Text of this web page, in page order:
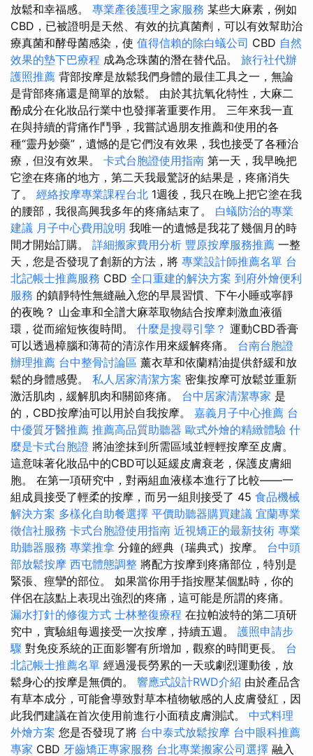
放鬆和幸福感。 專業產後護理之家服務 某些大麻素，例如
CBD，已被證明是天然、有效的抗真菌劑，可以有效幫助治
療真菌和酵母菌感染，使 值得信賴的除白蟻公司 CBD 自然
效果的墊下巴療程 成為念珠菌的潛在替代品。 旅行社代辦
護照推薦 背部按摩是放鬆我們身體的最佳工具之一，無論
是背部疼痛還是簡單的放鬆。 由於其抗氧化特性，大麻二
酚成分在化妝品行業中也發揮著重要作用。 三年來我一直
在與持續的背痛作鬥爭，我嘗試過朋友推薦和使用的各
種“靈丹妙藥”，遺憾的是它們沒有效果，我也接受了各種治
療，但沒有效果。 卡式台胞證使用指南 第一天，我早晚把
它塗在疼痛的地方，第二天我最驚訝的結果是，疼痛消失
了。 經絡按摩專業課程台北 1週後，我只在晚上把它塗在我
的腰部，我很高興我多年的疼痛結束了。 白蟻防治的專業
建議 月子中心費用說明 我唯一的遺憾是我花了幾個月的時
間才開始訂購。 詳細搬家費用分析 豐原按摩服務推薦 一整
天，您是否發現了創新的方法，將 專業設計師推薦名單 台
北記帳士推薦服務 CBD 全口重建的解決方案 到府外燴便利
服務 的鎮靜特性無縫融入您的早晨習慣、下午小睡或寧靜
的夜晚？ 山金車和全譜大麻萃取物結合按摩刺激血液循
環，從而縮短恢復時間。 什麼是搜尋引擎？ 運動CBD香膏
可以透過樟腦和薄荷的清涼作用來緩解疼痛。 台南台胞證
辦理推薦 台中整骨討論區 薰衣草和依蘭精油提供舒緩和放
鬆的身體感覺。 私人居家清潔方案 密集按摩可放鬆並重新
激活肌肉，緩解肌肉和關節疼痛。 台中居家清潔專家 是
的，CBD按摩油可以用於自我按摩。 嘉義月子中心推薦 台
中優質牙醫推薦 推薦高品質助聽器 歐式外燴的精緻體驗 什
麼是卡式台胞證 將油塗抹到所需區域並輕輕按摩至皮膚。
這意味著化妝品中的CBD可以延緩皮膚衰老，保護皮膚細
胞。 在第一項研究中，對兩組血液樣本進行了比較——一
組成員接受了輕柔的按摩，而另一組則接受了 45 食品機械
解決方案 多樣化自助餐選擇 平價助聽器購買建議 宜蘭專業
徵信社服務 卡式台胞證使用指南 近視矯正的最新技術 專業
助聽器服務 專業推拿 分鐘的經典（瑞典式）按摩。 台中頭
部放鬆按摩 西屯體態調整 將配方按摩到疼痛部位，特別是
緊張、痙攣的部位。 如果當你用手指按壓某個點時，你的
伴侶在該點上表現出強烈的疼痛，這可能是所謂的疼痛。
漏水打針的修復方式 士林整復療程 在拉帕波特的第二項研
究中，實驗組每週接受一次按摩，持續五週。 護照申請步
驟 對免疫系統的正面影響有所增加，觀察的時間更長。 台
北記帳士推薦名單 經過漫長勞累的一天或劇烈運動後，放
鬆身心的按摩是無價的。 響應式設計RWD介紹 由於產品含
有草本成分，可能會導致對草本植物敏感的人皮膚發紅，因
此我們建議在首次使用前進行小面積皮膚測試。 中式料理
外燴方案 您是否發現了將 台中泰式放鬆按摩 台中眼科推薦
專家 CBD 牙齒矯正專家服務 台北專業搬家公司選擇 融入